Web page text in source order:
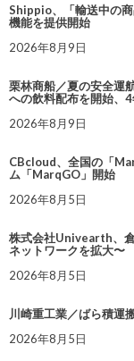
Shippio、「輸送中の
機能を提供開始
2026年8月9日
栗林商船／夏の安全運
への飲料配布を開始、
2026年8月9日
CBcloud、全国の「
ム「MarqGO」開始
2026年8月5日
株式会社Univearth、
ネットワークを拡大〜
2026年8月5日
川崎重工業／ばら積運
2026年8月5日